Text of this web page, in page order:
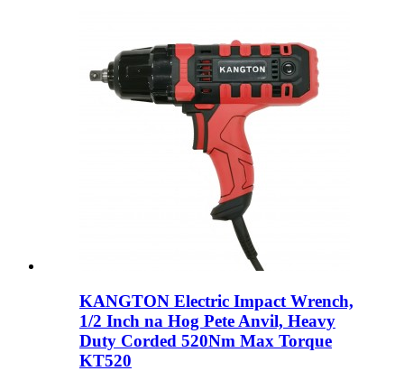
KANGTON Electric Impact Wrench,
1/2 Inch na Hog Pete Anvil, Heavy
Duty Corded 520Nm Max Torque
KT520